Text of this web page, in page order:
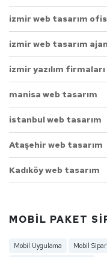
izmir web tasarım
izmir web tasarım
izmir yazılım firmaları
manisa web tasarım
istanbul web tasarım
Ataşehir web tasarım
Kadıköy web tasarım
MOBIL PAKET
Mobil Uygulama Mobil